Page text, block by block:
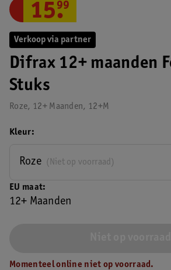
Verkoop via partner
Difrax 12+ maanden
Stuks
Roze, 12+ Maanden, 12+M
15.
99
EU maat
12+ Maanden
Kleur
(Niet op voorraad)
Roze
Momenteel online niet op voorraad.